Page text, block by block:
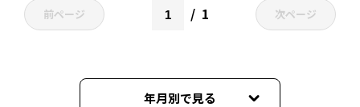
前ページ 1 次ページ
年月別で見る